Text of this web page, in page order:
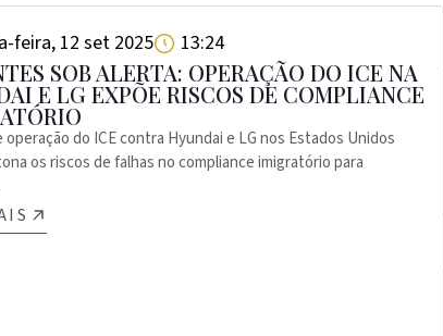
feira, 12 set 2025 13:24
SOB ALERTA: OPERAÇÃO DO ICE NA
E LG EXPÕE RISCOS DE COMPLIANCE
do ICE contra Hyundai e LG nos Estados Unidos
os riscos de falhas no compliance imigratório para